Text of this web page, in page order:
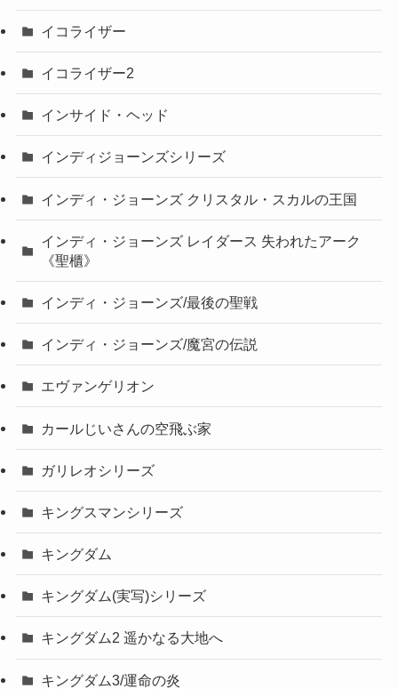
イコライザー
イコライザー2
インサイド・ヘッド
インディジョーンズシリーズ
インディ・ジョーンズ クリスタル・スカルの王国
インディ・ジョーンズ レイダース 失われたアーク
《聖櫃》
インディ・ジョーンズ/最後の聖戦
インディ・ジョーンズ/魔宮の伝説
エヴァンゲリオン
カールじいさんの空飛ぶ家
ガリレオシリーズ
キングスマンシリーズ
キングダム
キングダム(実写)シリーズ
キングダム2 遥かなる大地へ
キングダム3/運命の炎